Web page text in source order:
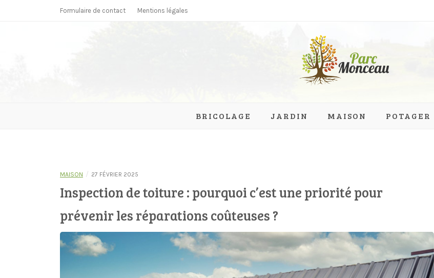
Formulaire de contact Mentions légales
parcmonceau.org
BRICOLAGE JARDIN MAISON POTAGER
MAISON / 27 FÉVRIER 2025
Inspection de toiture : pourquoi c’est une priorité pour
prévenir les réparations coûteuses ?